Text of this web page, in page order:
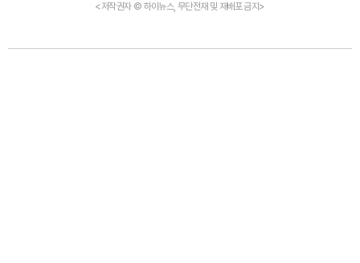
<저작권자 © 하이뉴스, 무단전재 및 재배포 금지>